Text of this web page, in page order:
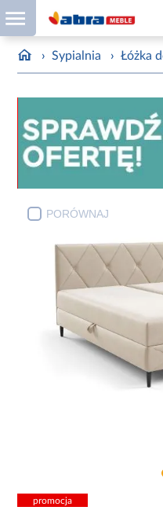
› Sypialnia › Łóżka
PORÓWNAJ
promocja